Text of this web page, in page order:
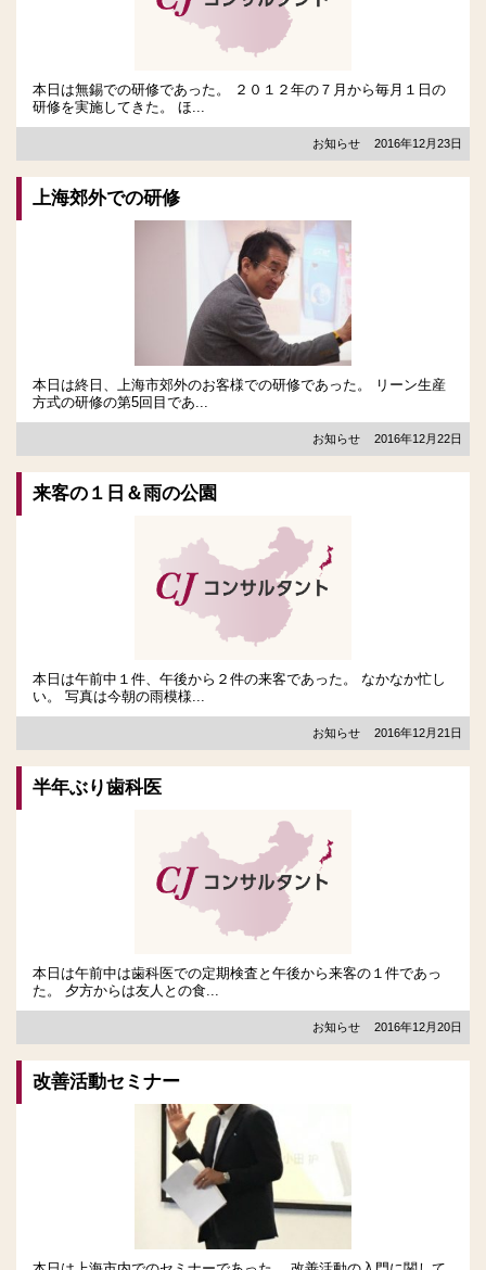
本日は無錫での研修であった。 ２０１２年の７月から毎月１日の
研修を実施してきた。 ほ...
お知らせ 2016年12月23日
上海郊外での研修
本日は終日、上海市郊外のお客様での研修であった。 リーン生産
方式の研修の第5回目であ...
お知らせ 2016年12月22日
来客の１日＆雨の公園
本日は午前中１件、午後から２件の来客であった。 なかなか忙し
い。 写真は今朝の雨模様...
お知らせ 2016年12月21日
半年ぶり歯科医
本日は午前中は歯科医での定期検査と午後から来客の１件であっ
た。 夕方からは友人との食...
お知らせ 2016年12月20日
改善活動セミナー